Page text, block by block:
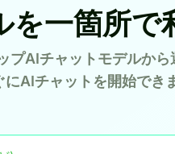
一箇所
AIチャットモデルから
AIチャットを開始でき